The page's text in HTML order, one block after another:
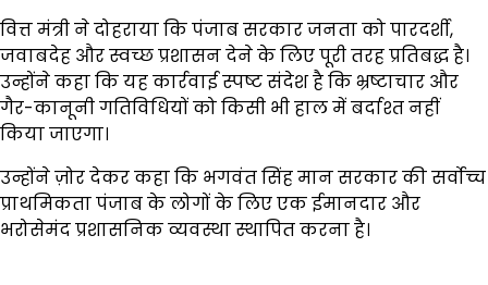
वित्त मंत्री ने दोहराया कि पंजाब सरकार जनता को पारदर्शी,
जवाबदेह और स्वच्छ प्रशासन देने के लिए पूरी तरह प्रतिबद्ध है।
उन्होंने कहा कि यह कार्रवाई स्पष्ट संदेश है कि भ्रष्टाचार और
गैर-कानूनी गतिविधियों को किसी भी हाल में बर्दाश्त नहीं
किया जाएगा।
उन्होंने ज़ोर देकर कहा कि भगवंत सिंह मान सरकार की सर्वोच्च
प्राथमिकता पंजाब के लोगों के लिए एक ईमानदार और
भरोसेमंद प्रशासनिक व्यवस्था स्थापित करना है।